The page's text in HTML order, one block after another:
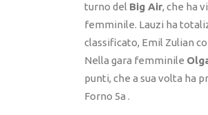
turno del Big Air, che ha
femminile. Lauzi ha
classificato, Emil Zulian
Nella gara femminile
punti, che a sua volta ha
Forno 5a .